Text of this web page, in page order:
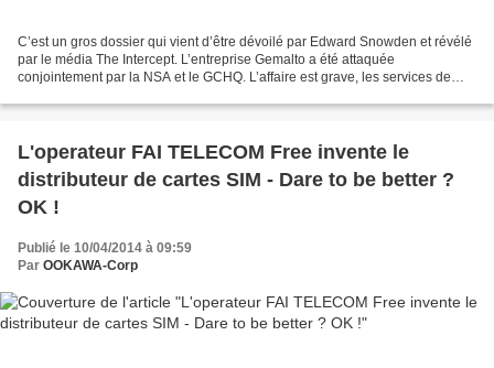
C’est un gros dossier qui vient d’être dévoilé par Edward Snowden et révélé
par le média The Intercept. L’entreprise Gemalto a été attaquée
conjointement par la NSA et le GCHQ. L’affaire est grave, les services de
L'operateur FAI TELECOM Free invente le
distributeur de cartes SIM - Dare to be better ?
OK !
Publié le 10/04/2014 à 09:59
Par OOKAWA-Corp